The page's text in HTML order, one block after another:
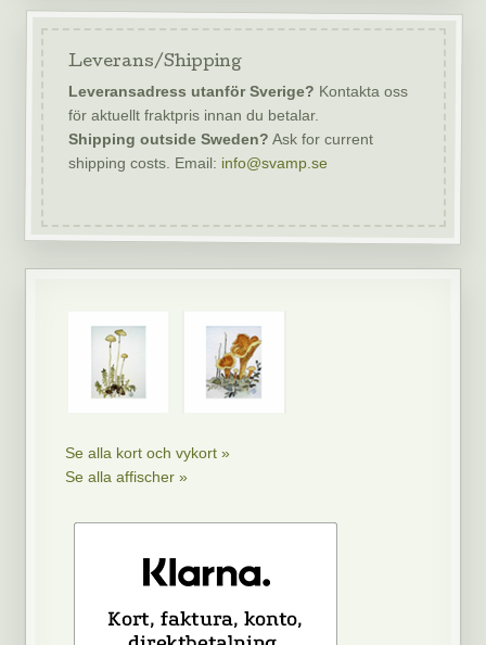
Leverans/Shipping
Leveransadress utanför Sverige? Kontakta oss
för aktuellt fraktpris innan du betalar.
Shipping outside Sweden? Ask for current
shipping costs. Email: info@svamp.se
Se alla kort och vykort »
Se alla affischer »